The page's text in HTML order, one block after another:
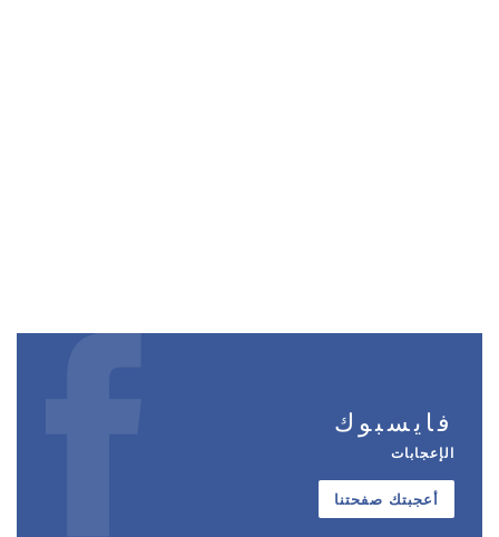
فايسبوك
الإعجابات
أعجبتك صفحتنا